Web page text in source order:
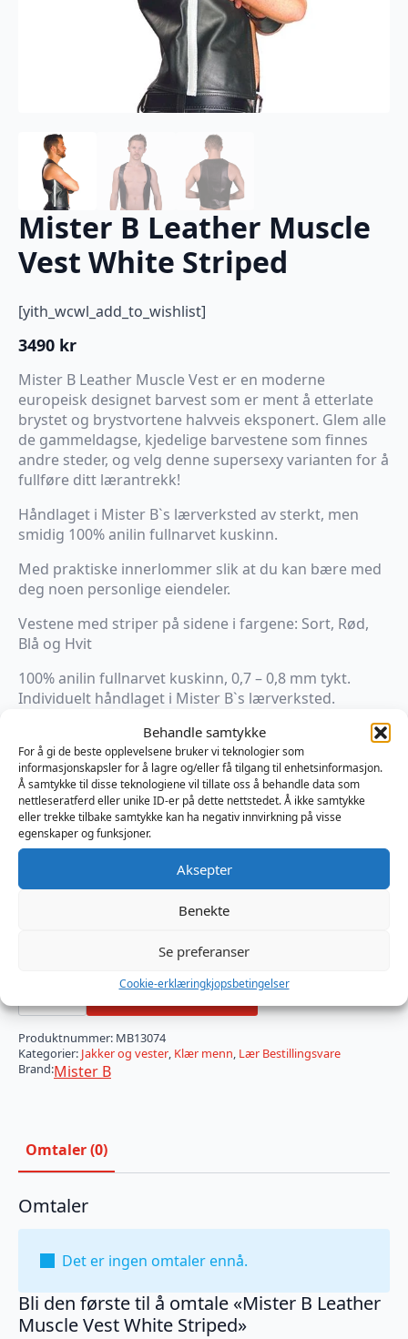
Behandle samtykke
For å gi de beste opplevelsene bruker vi teknologier som
informasjonskapsler for å lagre og/eller få tilgang til enhetsinformasjon.
Å samtykke til disse teknologiene vil tillate oss å behandle data som
nettleseratferd eller unike ID-er på dette nettstedet. Å ikke samtykke
eller trekke tilbake samtykke kan ha negativ innvirkning på visse
egenskaper og funksjoner.
Aksepter
Benekte
Se preferanser
Cookie-erklæringkjopsbetingelser
Mister B Leather Muscle
Vest White Striped
[yith_wcwl_add_to_wishlist]
3490 kr
Mister B Leather Muscle Vest er en moderne
europeisk designet barvest som er ment å etterlate
brystet og brystvortene halvveis eksponert. Glem alle
de gammeldagse, kjedelige barvestene som finnes
andre steder, og velg denne supersexy varianten for å
fullføre ditt lærantrekk!
Håndlaget i Mister B`s lærverksted av sterkt, men
smidig 100% anilin fullnarvet kuskinn.
Med praktiske innerlommer slik at du kan bære med
deg noen personlige eiendeler.
Vestene med striper på sidene i fargene: Sort, Rød,
Blå og Hvit
100% anilin fullnarvet kuskinn, 0,7 – 0,8 mm tykt.
Individuelt håndlaget i Mister B`s lærverksted.
halvveis/sexy eksponert.
Med innerlommer.
Størrelser: S til XL.
Bestillingsvare: Estimert leveringstid: 60
Leather
Muscle
Vest
White
Striped
antall
Legg I Handlekurv
Produktnummer: MB13074
Kategorier: Jakker og vester, Klær menn, Lær Bestillingsvare
Brand:Mister B
Omtaler (0)
Omtaler
Det er ingen omtaler ennå.
Bli den første til å omtale «Mister B Leather
Muscle Vest White Striped»